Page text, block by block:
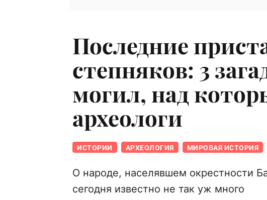
Последние
степняков: 3
могил, над
археологи
ИСТОРИИ АРХЕОЛОГИЯ МИРОВАЯ ИСТОРИЯ
О народе, населявшем окрестности
сегодня известно не так уж много